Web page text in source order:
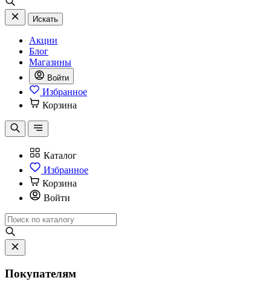
Искать
Акции
Блог
Магазины
Войти
Избранное
Корзина
Каталог
Избранное
Корзина
Войти
Покупателям